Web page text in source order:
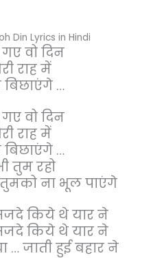
Din Lyrics in Hindi
वो दिन
राह में
बिछाएंगे …
वो दिन
राह में
बिछाएंगे …
तुम रहो
ना भूल पाएंगे
किये थे यार ने
किये थे यार ने
जाती हुई बहार ने